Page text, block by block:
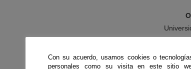
Hasta el
Con su acuerdo, usamos cookies o
personales como su visita en este sitio